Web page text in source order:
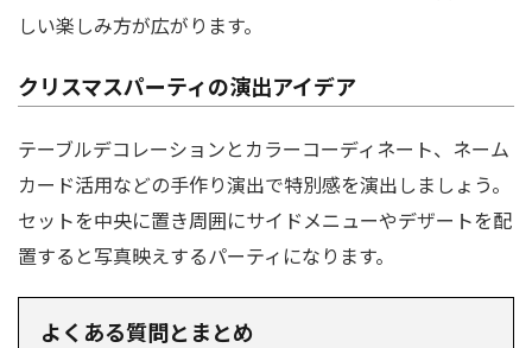
しい楽しみ方が広がります。
クリスマスパーティの演出アイデア
テーブルデコレーションとカラーコーディネート、ネーム
カード活用などの手作り演出で特別感を演出しましょう。
セットを中央に置き周囲にサイドメニューやデザートを配
置すると写真映えするパーティになります。
よくある質問とまとめ